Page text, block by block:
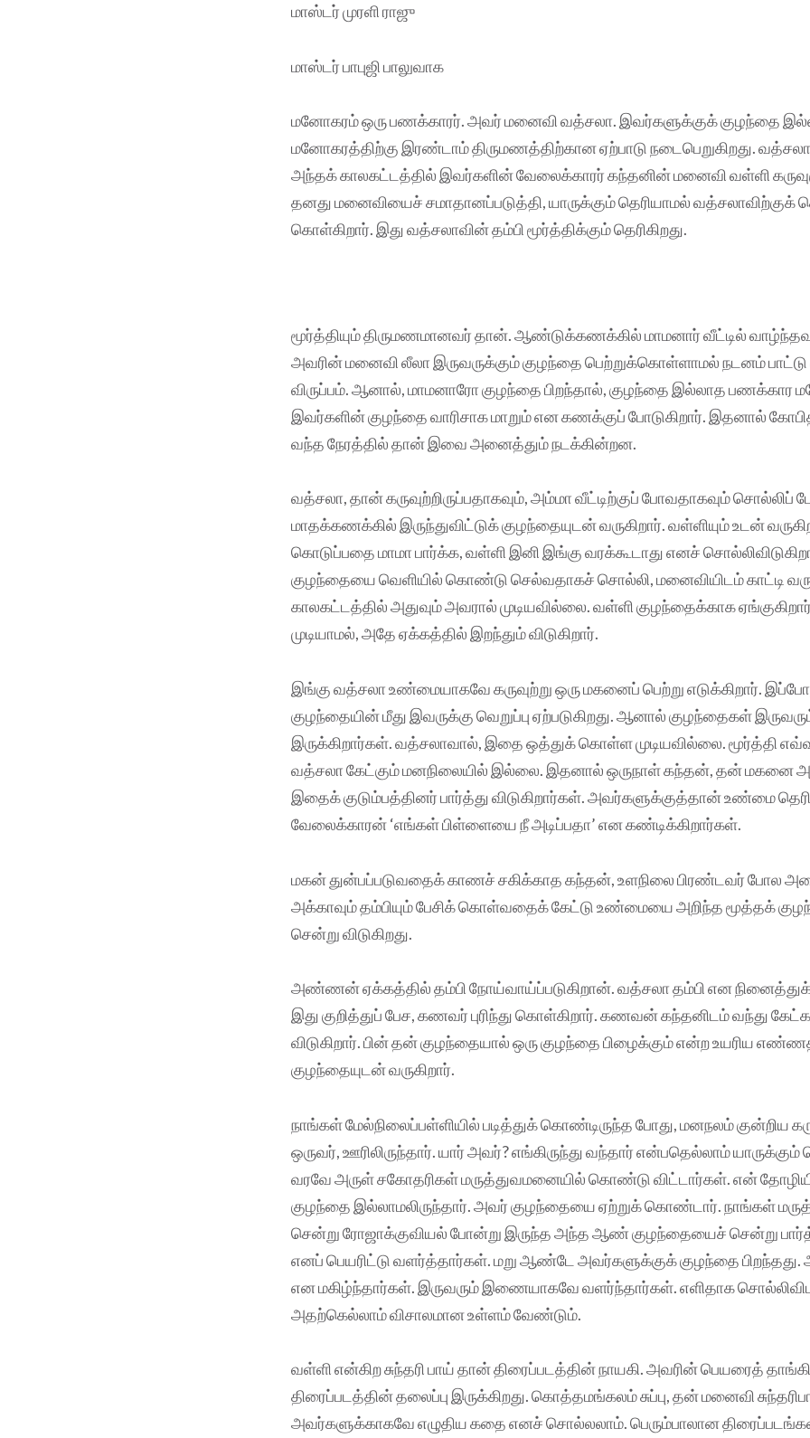
மாஸ்டர் முரளி ராஜு
மாஸ்டர் பாபுஜி பாலுவாக
மனோகரம் ஒரு பணக்காரர். அவர் மனைவி வத்சலா. இவர்களுக்குக் குழந்தை
மனோகரத்திற்கு இரண்டாம் திருமணத்திற்கான ஏற்பாடு நடைபெறுகிறது. வத்சலா
அந்தக் காலகட்டத்தில் இவர்களின் வேலைக்காரர் கந்தனின் மனைவி வள்ளி
தனது மனைவியைச் சமாதானப்படுத்தி, யாருக்கும் தெரியாமல் வத்சலாவிற்குக்
கொள்கிறார். இது வத்சலாவின் தம்பி மூர்த்திக்கும் தெரிகிறது.
மூர்த்தியும் திருமணமானவர் தான். ஆண்டுக்கணக்கில் மாமனார் வீட்டில்
அவரின் மனைவி லீலா இருவருக்கும் குழந்தை பெற்றுக்கொள்ளாமல் நடனம்
விருப்பம். ஆனால், மாமனாரோ குழந்தை பிறந்தால், குழந்தை இல்லாத பணக்கார
இவர்களின் குழந்தை வாரிசாக மாறும் என கணக்குப் போடுகிறார். இதனால்
வந்த நேரத்தில் தான் இவை அனைத்தும் நடக்கின்றன.
வத்சலா, தான் கருவுற்றிருப்பதாகவும், அம்மா வீட்டிற்குப் போவதாகவும் சொல்லிப்
மாதக்கணக்கில் இருந்துவிட்டுக் குழந்தையுடன் வருகிறார். வள்ளியும் உடன்
கொடுப்பதை மாமா பார்க்க, வள்ளி இனி இங்கு வரக்கூடாது எனச்
குழந்தையை வெளியில் கொண்டு செல்வதாகச் சொல்லி, மனைவியிடம் காட்டி
காலகட்டத்தில் அதுவும் அவரால் முடியவில்லை. வள்ளி குழந்தைக்காக
முடியாமல், அதே ஏக்கத்தில் இறந்தும் விடுகிறார்.
இங்கு வத்சலா உண்மையாகவே கருவுற்று ஒரு மகனைப் பெற்று எடுக்கிறார்.
குழந்தையின் மீது இவருக்கு வெறுப்பு ஏற்படுகிறது. ஆனால் குழந்தைகள்
இருக்கிறார்கள். வத்சலாவால், இதை ஒத்துக் கொள்ள முடியவில்லை. மூர்த்தி
வத்சலா கேட்கும் மனநிலையில் இல்லை. இதனால் ஒருநாள் கந்தன், தன் மகனை
இதைக் குடும்பத்தினர் பார்த்து விடுகிறார்கள். அவர்களுக்குத்தான் உண்மை
வேலைக்காரன் ‘எங்கள் பிள்ளையை நீ அடிப்பதா’ என கண்டிக்கிறார்கள்.
மகன் துன்பப்படுவதைக் காணச் சகிக்காத கந்தன், உளநிலை பிரண்டவர் போல
அக்காவும் தம்பியும் பேசிக் கொள்வதைக் கேட்டு உண்மையை அறிந்த மூத்தக்
சென்று விடுகிறது.
அண்ணன் ஏக்கத்தில் தம்பி நோய்வாய்ப்படுகிறான். வத்சலா தம்பி என
இது குறித்துப் பேச, கணவர் புரிந்து கொள்கிறார். கணவன் கந்தனிடம் வந்து
விடுகிறார். பின் தன் குழந்தையால் ஒரு குழந்தை பிழைக்கும் என்ற உயரிய
குழந்தையுடன் வருகிறார்.
நாங்கள் மேல்நிலைப்பள்ளியில் படித்துக் கொண்டிருந்த போது, மனநலம் குன்றிய
ஒருவர், ஊரிலிருந்தார். யார் அவர்? எங்கிருந்து வந்தார் என்பதெல்லாம் யாருக்கும்
வரவே அருள் சகோதரிகள் மருத்துவமனையில் கொண்டு விட்டார்கள். என்
குழந்தை இல்லாமலிருந்தார். அவர் குழந்தையை ஏற்றுக் கொண்டார். நாங்கள்
சென்று ரோஜாக்குவியல் போன்று இருந்த அந்த ஆண் குழந்தையைச் சென்று
எனப் பெயரிட்டு வளர்த்தார்கள். மறு ஆண்டே அவர்களுக்குக் குழந்தை
என மகிழ்ந்தார்கள். இருவரும் இணையாகவே வளர்ந்தார்கள். எளிதாக
அதற்கெல்லாம் விசாலமான உள்ளம் வேண்டும்.
வள்ளி என்கிற சுந்தரி பாய் தான் திரைப்படத்தின் நாயகி. அவரின் பெயரைத்
திரைப்படத்தின் தலைப்பு இருக்கிறது. கொத்தமங்கலம் சுப்பு, தன் மனைவி
அவர்களுக்காகவே எழுதிய கதை எனச் சொல்லலாம். பெரும்பாலான